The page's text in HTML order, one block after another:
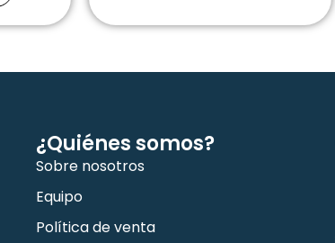
¿Quiénes somos?
Sobre nosotros
Equipo
Política de venta